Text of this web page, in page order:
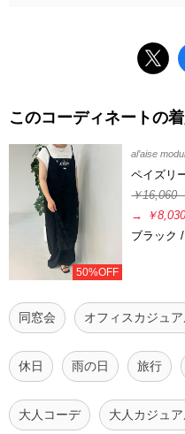
このコーディネートの
50%OFF
al’aise
ペイズリ
￥16,060
→
￥8,030
ブラック
同窓会 オフィスカジュ
休日 雨の日 旅行
大人コーデ 大人カジュ